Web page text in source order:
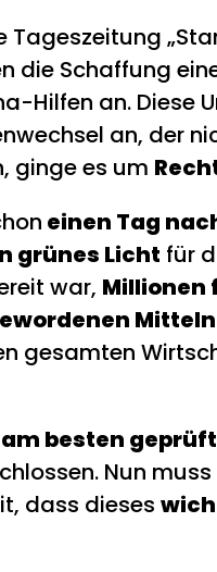
Tageszeitung
die Schaffung
Hilfen an. Diese
an, der
ginge es um
einen Tag
grünes Licht für
war, Millionen
gesamten
am besten
Nun
dass dieses